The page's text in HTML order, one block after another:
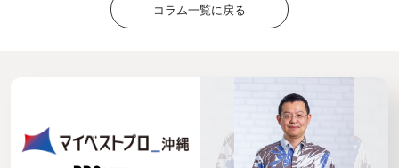
コラム一覧に戻る